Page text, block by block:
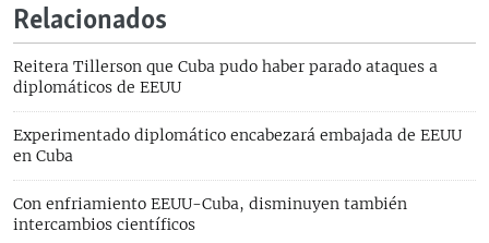
Relacionados
Reitera Tillerson que Cuba pudo haber parado ataques a
diplomáticos de EEUU
Experimentado diplomático encabezará embajada de EEUU
en Cuba
Con enfriamiento EEUU-Cuba, disminuyen también
intercambios científicos